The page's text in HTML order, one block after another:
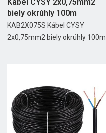
Kábel CYSY 2x0,75mm2
biely okrúhly 100m
KAB2X075S Kábel CYSY
2x0,75mm2 biely okrúhly 100m